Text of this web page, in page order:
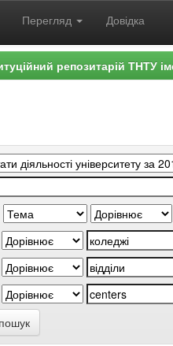
Перегляд Довідка
репозитарій ТНТУ